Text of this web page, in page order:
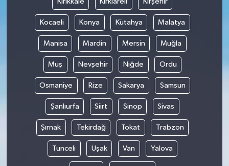
Kocaeli Konya Kütahya Malatya
Manisa Mardin Mersin Muğla
Muş Nevşehir Niğde Ordu
Osmaniye Rize Sakarya Samsun
Şanlıurfa Siirt Sinop Sivas
Şırnak Tekirdağ Tokat Trabzon
Tunceli Uşak Van Yalova